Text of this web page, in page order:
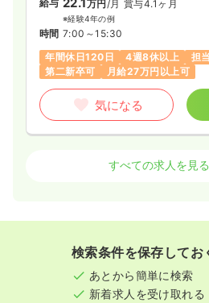
給与 万円 /月 賞与4.1ヶ月
※経験4年の例
時間 7:00～15:30
年間休日120日
4週8休以上
担
第二新卒可
月給27万円以上可
気になる
正・准看護師
9:00～17:30（休憩60分）
日祝休み
年間休日120日
4週8休
月給26万円以上可
すべての求人を見る
検索条件を保存してお
あとから簡単に検索
新着求人を受け取れる